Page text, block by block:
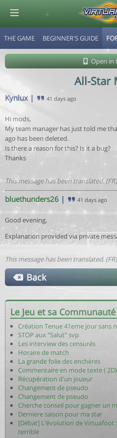
THE GAME BEGINNER'S GUIDE
Open in
All-Star
Kynlux| 41 days ago
Hi mods,
My team manager has just told me
ago has been deleted.
Is there a reason for this? Is it a bug?
Thanks
This message has been translated. (FR)
bluethunders26 | 41 days ago
Good evening,
Explanation provided via private
This message has been translated. (FR)
Back
Le Jeu et sa Communauté
Création Tenue 41eme jour sans
STOP aux "Salut" svp
Les interview des censurés
Horaire de match
La grande folie des enchères
Commentaire en mode texte ( 2D)
Récupération d'un joueur
Changement de pseudo
Changement de pseudo
Cherche conseil pour gagner un
Derniere saison pour ma star
[Débat] L'évolution de Virtuafoot
terrible
© Virtuafoot Manager by Aymeric Le